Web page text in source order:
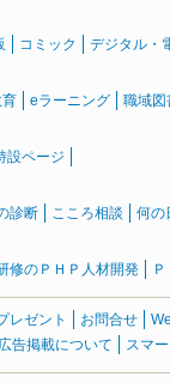
コミック デジタル・
eラーニング 職域図
設ページ
診断 こころ相談 何の
修のＰＨＰ人材開発
レゼント お問合せ
広告掲載について スマ